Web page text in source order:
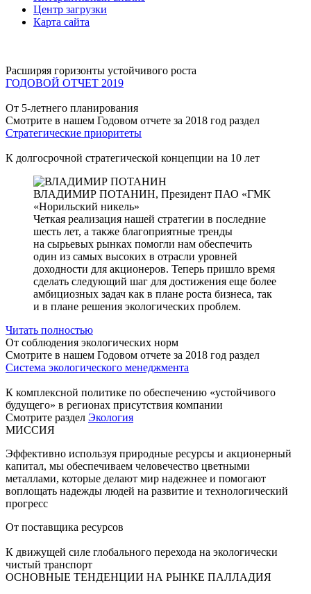
Центр загрузки
Карта сайта
Расширяя горизонты устойчивого роста
ГОДОВОЙ ОТЧЕТ 2019
От 5-летнего планирования
Смотрите в нашем Годовом отчете за 2018 год раздел
Стратегические приоритеты
К долгосрочной стратегической концепции на 10 лет
ВЛАДИМИР ПОТАНИН, Президент ПАО «ГМК
«Норильский никель»
Четкая реализация нашей стратегии в последние
шесть лет, а также благоприятные тренды
на сырьевых рынках помогли нам обеспечить
один из самых высоких в отрасли уровней
доходности для акционеров. Теперь пришло время
сделать следующий шаг для достижения еще более
амбициозных задач как в плане роста бизнеса, так
и в плане решения экологических проблем.
Читать полностью
От соблюдения экологических норм
Смотрите в нашем Годовом отчете за 2018 год раздел
Система экологического менеджмента
К комплексной политике по обеспечению «устойчивого
будущего» в регионах присутствия компании
Смотрите раздел Экология
МИССИЯ
Эффективно используя природные ресурсы и акционерный
капитал, мы обеспечиваем человечество цветными
металлами, которые делают мир надежнее и помогают
воплощать надежды людей на развитие и технологический
прогресс
От поставщика ресурсов
К движущей силе глобального перехода на экологически
чистый транспорт
ОСНОВНЫЕ ТЕНДЕНЦИИ НА РЫНКЕ ПАЛЛАДИЯ